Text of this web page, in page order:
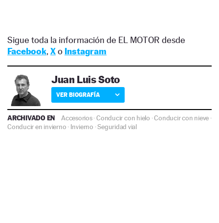
Sigue toda la información de EL MOTOR desde
Facebook, Xo Instagram
Juan Luis Soto
VER BIOGRAFÍA
ARCHIVADO EN Accesorios·Conducir con hielo ·Conducir con nieve ·
Conducir en invierno · Invierno ·Seguridad vial